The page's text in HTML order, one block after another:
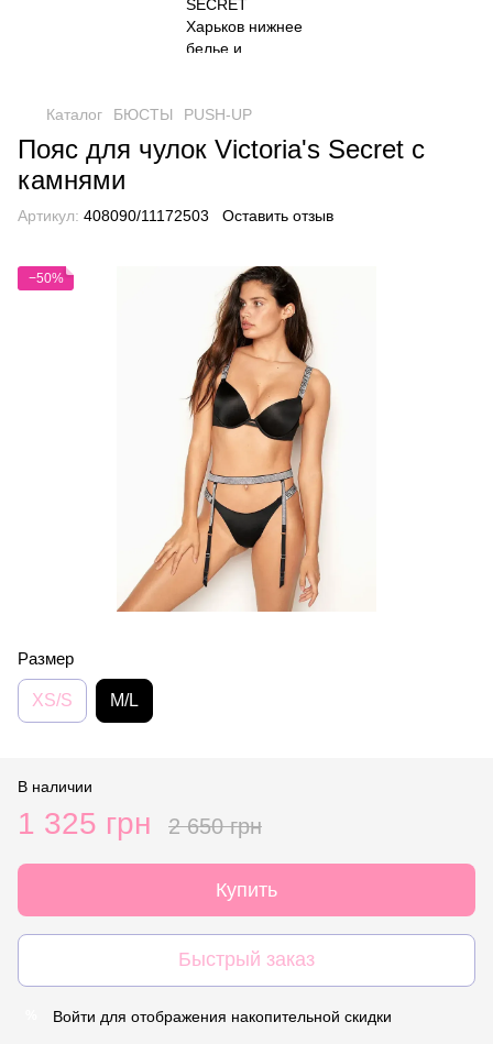
Каталог БЮСТЫ PUSH-UP
Пояс для чулок Victoria's Secret с
камнями
Артикул: 408090/11172503 Оставить отзыв
−50%
Размер
XS/S M/L
В наличии
1 325 грн 2 650 грн
Купить
Быстрый заказ
Войти для отображения накопительной скидки